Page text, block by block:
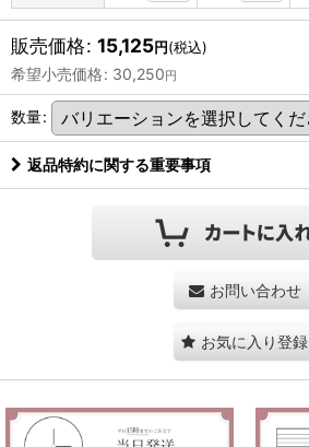
販売価格: 15,125円(税込)
希望小売価格: 30,250 円
数量:
返品特約に関する重要事項
お問い合わせ
お気に入り登録